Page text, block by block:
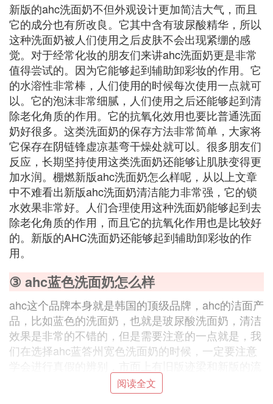
新版的ahc洗面奶不但外观设计更加简洁大气，而且
它的成分也有所改良。它其中含有玻尿酸精华，所以
这种洗面奶被人们使用之后皮肤不会出现紧绷的感
觉。对于经常化妆的朋友们来讲ahc洗面奶更是非常
值得尝试的。因为它能够起到辅助卸彩妆的作用。它
的水溶性非常棒，人们使用的时候每次使用一点就可
以。它的泡沫非常细腻，人们使用之后还能够起到清
除老化角质的作用。它的抗氧化效用也要比普通洗面
奶好很多。这类洗面奶的保存方法非常简单，大家将
它保存在阴链锋虚凉基弯干燥处就可以。很多朋友们
反应，长期坚持使用这类洗面奶还能够让肌肤变得更
加水润。棚燃新版ahc洗面奶怎么样呢，从以上文章
中不难看出新版ahc洗面奶清洁能力非常强，它的锁
水效果非常好。人们合理使用这种洗面奶能够起到去
除老化角质的作用，而且它的抗氧化作用也是比较好
的。新版的AHC洗面奶还能够起到辅助卸彩妆的作
用。
③ ahc蓝色洗面奶怎么样
ahc这个品牌本身就是韩国的顶级品牌，ahc的洁面产
品，比如蓝色的洗面奶，也就是玻尿酸洗面奶，清洁
效果是非常的不错的，但是需要注意的一点就是，我
们在选择ahc蓝答州宽色洗面奶的时候，一定要注意
通，新版清亮的镭射标和防伪标，上面有正品的二维
码。另外还可以去看一下产品的钢印以及封口的圆滑
阅读全文